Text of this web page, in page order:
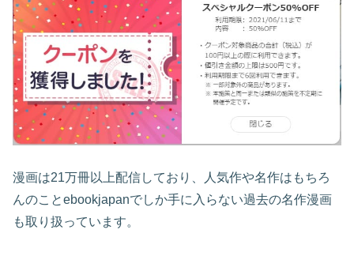
漫画は21万冊以上配信しており、人気作や名作はもちろ
んのことebookjapanでしか手に入らない過去の名作漫画
も取り扱っています。